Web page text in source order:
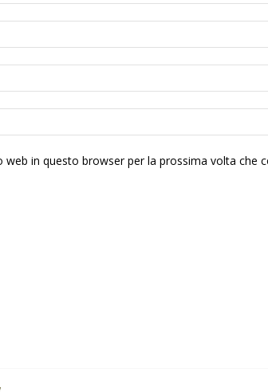
web in questo browser per la prossima volta che